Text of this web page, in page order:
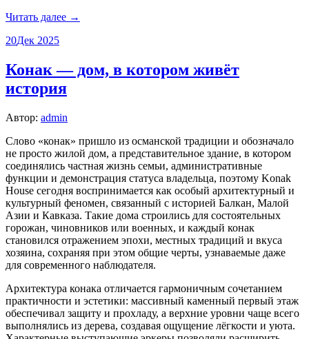
Читать далее →
20Дек 2025
Конак — дом, в котором живёт
история
Автор: admin
Слово «конак» пришло из османской традиции и обозначало
не просто жилой дом, а представительное здание, в котором
соединялись частная жизнь семьи, административные
функции и демонстрация статуса владельца, поэтому Konak
House сегодня воспринимается как особый архитектурный и
культурный феномен, связанный с историей Балкан, Малой
Азии и Кавказа. Такие дома строились для состоятельных
горожан, чиновников или военных, и каждый конак
становился отражением эпохи, местных традиций и вкуса
хозяина, сохраняя при этом общие черты, узнаваемые даже
для современного наблюдателя.
Архитектура конака отличается гармоничным сочетанием
практичности и эстетики: массивный каменный первый этаж
обеспечивал защиту и прохладу, а верхние уровни чаще всего
выполнялись из дерева, создавая ощущение лёгкости и уюта.